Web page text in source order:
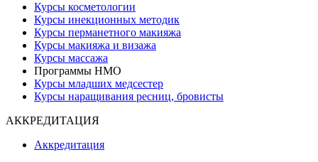
Курсы косметологии
Курсы инекционных методик
Курсы перманетного макияжа
Курсы макияжа и визажа
Курсы массажа
Программы НМО
Курсы младших медсестер
Курсы наращивания ресниц, бровисты
АККРЕДИТАЦИЯ
Аккредитация